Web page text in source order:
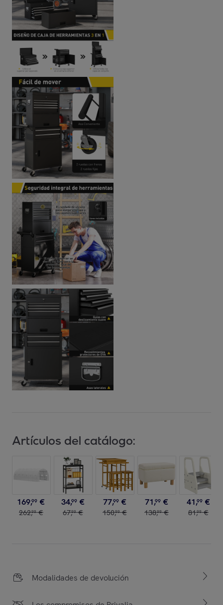
Artículos del catálogo:
169,99 €
262,99 €
34,99 €
67,99 €
77,99 €
150,99 €
71,99 €
138,99 €
41,99 €
81,99 €
Modalidades de devolución